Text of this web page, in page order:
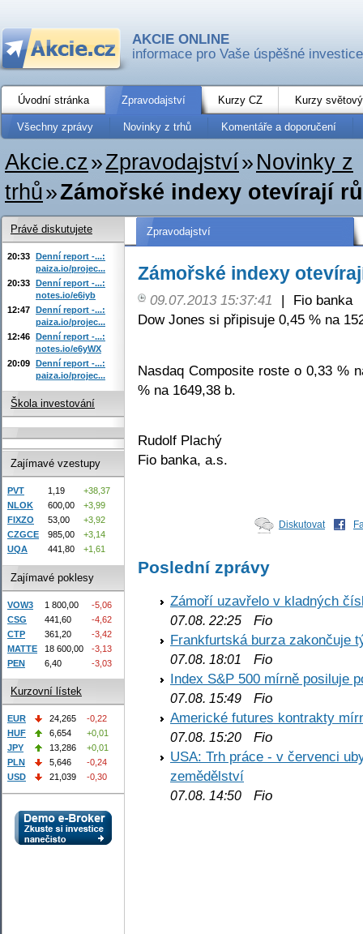
AKCIE ONLINE
informace pro Vaše úspěšné investice
Úvodní stránka Zpravodajství Kurzy CZ Kurzy
Všechny zprávy Novinky z trhů Komentáře a doporučení
Akcie.cz»Zpravodajství» Novinky z
trhů»Zámořské indexy otevírají
Zpravodajství
Zámořské indexy
09.07.2013 15:37:41 |
Fio banka
Dow Jones si připisuje 0,45 % na
Nasdaq Composite roste o 0,33 %
% na 1649,38 b.
Rudolf Plachý
Fio banka, a.s.
Diskutovat
Poslední zprávy
Zámoří uzavřelo v kladných
07.08. 22:25 Fio
Frankfurtská burza zakončuje
07.08. 18:01
Fio
Index S&P 500 mírně posiluje
07.08. 15:49 Fio
Americké futures kontrakty
07.08. 15:20 Fio
USA: Trh práce - v červenci
zemědělství
07.08. 14:50 Fio
Právě diskutujete
20:33 Denní report -...:
paiza.io/projec...
20:33 Denní report -...:
notes.io/e6iyb
12:47 Denní report -...:
paiza.io/projec...
12:46 Denní report -...:
notes.io/e6yWX
20:09 Denní report -...:
paiza.io/projec...
Škola investování
Zajímavé vzestupy
PVT 1,19
+38,37
NLOK
600,00
+3,99
FIXZO
53,00
+3,92
CZGCE
985,00
+3,14
UQA
441,80 +1,61
Zajímavé poklesy
VOW3 1 800,00
-5,06
CSG
441,60
-4,62
CTP
361,20
-3,42
MATTE
18 600,00
-3,13
PEN
6,40 -3,03
Kurzovní lístek
EUR 24,265
-0,22
HUF
6,654
+0,01
JPY
13,286
+0,01
PLN
5,646
-0,24
USD
21,039 -0,30